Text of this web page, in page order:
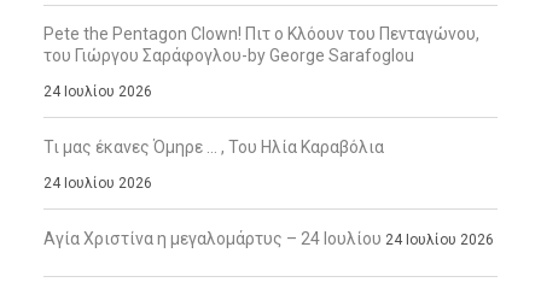
Pete the Pentagon Clown! Πιτ ο Κλόουν του Πενταγώνου,
του Γιώργου Σαράφογλου-by George Sarafoglou
24 Ιουλίου 2026
Τι μας έκανες Όμηρε … , Του Ηλία Καραβόλια
24 Ιουλίου 2026
Αγία Χριστίνα η μεγαλομάρτυς – 24 Ιουλίου 24 Ιουλίου 2026